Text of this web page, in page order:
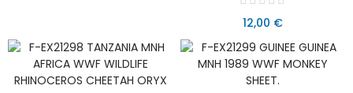
12,00 €